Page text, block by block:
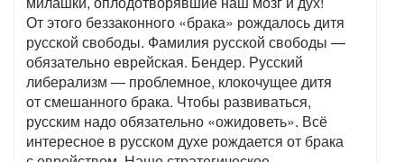
От этого беззаконного «брака» рождалось дитя
русской свободы. Фамилия русской свободы —
обязательно еврейская. Бендер. Русский
либерализм — проблемное, клокочущее дитя
от смешанного брака. Чтобы развиваться,
русским надо обязательно «ожидоветь». Всё
интересное в русском духе рождается от брака